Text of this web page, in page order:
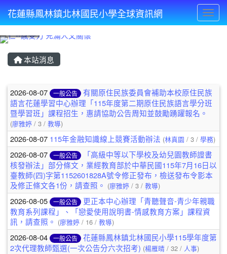
花蓮縣鳳林鎮北林國民小學全球資訊網
本站消息
文章列表
2026-08-07 一般公告
有關原住民族委員會補助本校原住民族
語言花蓮學習中心辦理「115年度第二期原住民族語言學分班
暨學習班」課程招生，惠請協助公告周知並鼓勵踴躍報名。
(廖雅婷 / 3 / 教導)
2026-08-07 115年金融知識線上競賽活動辦法 (林真園 / 3 / 學務)
2026-08-07 一般公告
「高級中等以下學校及幼兒園教師證書
核發辦法」部分條文，業經教育部於中華民國115年7月16日以
臺教師(四)字第1152601828A號令修正發布，檢送發布令影本
及修正條文各1份，請查照。 (廖雅婷 / 3 / 教導)
2026-08-05 一般公告
更正本中心辦理「青聽聲音-青少年親職
教育系列課程」、「戀愛使用說明書-情感教育方案」課程資
訊，請查照。 (廖雅婷 / 16 / 教導)
2026-08-04 一般公告
花蓮縣鳳林鎮北林國民小學115學年度第
2次代理教師甄選(一次公告分六次招考) (楊雁晴 / 32 / 人事)